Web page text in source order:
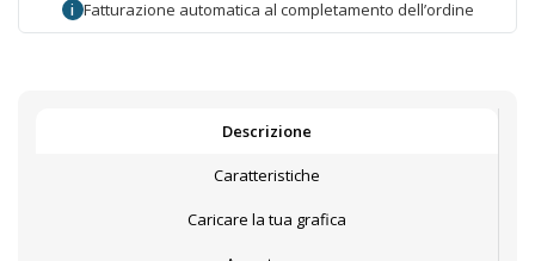
i Fatturazione automatica al completamento dell’ordine
Descrizione
Caratteristiche
Caricare la tua grafica